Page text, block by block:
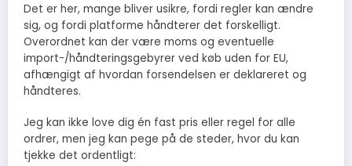
Det er her, mange bliver usikre, fordi regler kan ændre
sig, og fordi platforme håndterer det forskelligt.
Overordnet kan der være moms og eventuelle
import-/håndteringsgebyrer ved køb uden for EU,
afhængigt af hvordan forsendelsen er deklareret og
håndteres.
Jeg kan ikke love dig én fast pris eller regel for alle
ordrer, men jeg kan pege på de steder, hvor du kan
tjekke det ordentligt: